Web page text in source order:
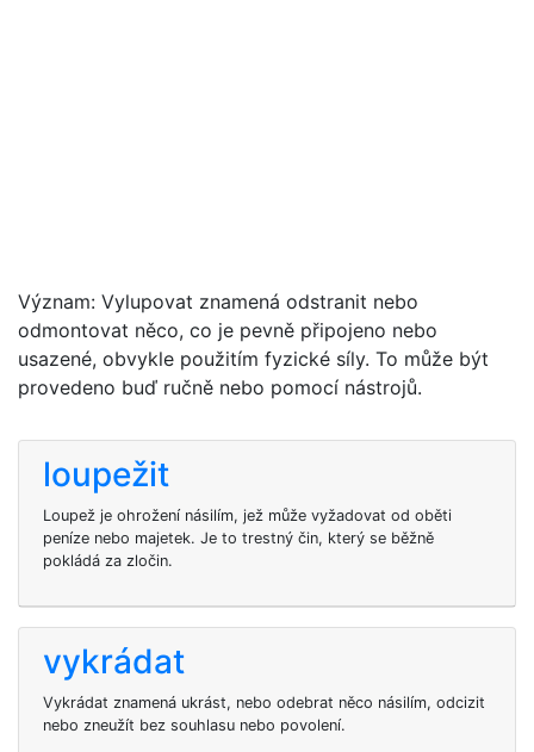
Význam: Vylupovat znamená odstranit nebo
odmontovat něco, co je pevně připojeno nebo
usazené, obvykle použitím fyzické síly. To může být
provedeno buď ručně nebo pomocí nástrojů.
loupežit
Loupež je ohrožení násilím, jež může vyžadovat od oběti
peníze nebo majetek. Je to trestný čin, který se běžně
pokládá za zločin.
vykrádat
Vykrádat znamená ukrást, nebo odebrat něco násilím, odcizit
nebo zneužít bez souhlasu nebo povolení.